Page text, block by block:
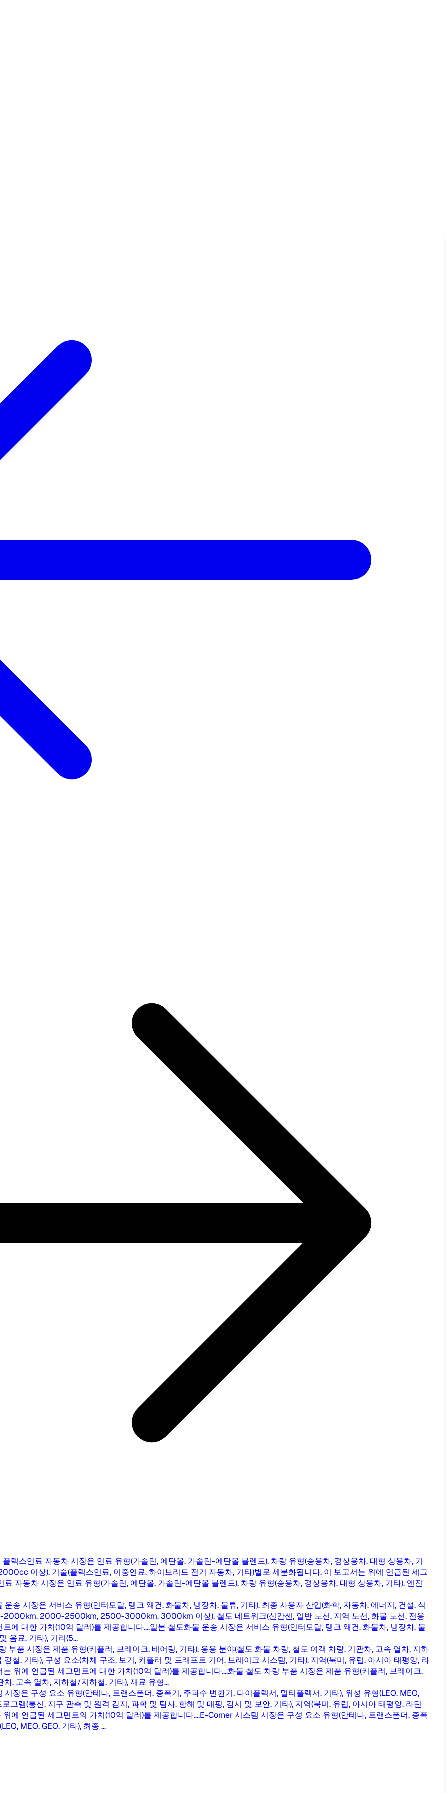
플렉스연료 자동차 시장은 연료 유형(가솔린, 에탄올, 가솔린-에탄올 블렌드), 차량 유형(승용차, 경상용차, 대형 상용차, 기
이상), 기술(플렉스연료, 이중연료, 하이브리드 전기 자동차, 기타)별로 세분화됩니다. 이 보고서는 위에 언급된 세그
료 자동차 시장은 연료 유형(가솔린, 에탄올, 가솔린-에탄올 블렌드), 차량 유형(승용차, 경상용차, 대형 상용차, 기타), 엔진
운송 시장은 서비스 유형(인터모달, 탱크 왜건, 화물차, 냉장차, 물류, 기타), 최종 사용자 산업(화학, 자동차, 에너지, 건설, 식
2000-2500km, 2500-3000km, 3000km 이상), 철도 네트워크(신칸센, 일반 노선, 지역 노선, 화물 노선, 전용
에 대한 가치(10억 달러)를 제공합니다....일본 철도화물 운송 시장은 서비스 유형(인터모달, 탱크 왜건, 화물차, 냉장차, 물
음료, 기타), 거리(5...
부품 시장은 제품 유형(커플러, 브레이크, 베어링, 기타), 응용 분야(철도 화물 차량, 철도 여객 차량, 기관차, 고속 열차, 지하
철, 기타), 구성 요소(차체 구조, 보기, 커플러 및 드래프트 기어, 브레이크 시스템, 기타), 지역(북미, 유럽, 아시아 태평양, 라
위에 언급된 세그먼트에 대한 가치(10억 달러)를 제공합니다....화물 철도 차량 부품 시장은 제품 유형(커플러, 브레이크,
, 고속 열차, 지하철/지하철, 기타), 재료 유형...
시장은 구성 요소 유형(안테나, 트랜스폰더, 증폭기, 주파수 변환기, 다이플렉서, 멀티플렉서, 기타), 위성 유형(LEO, MEO,
그램(통신, 지구 관측 및 원격 감지, 과학 및 탐사, 항해 및 매핑, 감시 및 보안, 기타), 지역(북미, 유럽, 아시아 태평양, 라틴
에 언급된 세그먼트의 가치(10억 달러)를 제공합니다....E-Corner 시스템 시장은 구성 요소 유형(안테나, 트랜스폰더, 증폭
MEO, GEO, 기타), 최종 ...